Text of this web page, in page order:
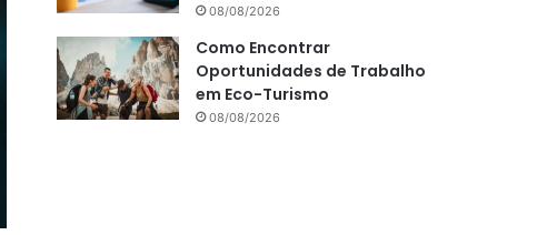
08/08/2026
Como Encontrar
Oportunidades de Trabalho
em Eco-Turismo
08/08/2026